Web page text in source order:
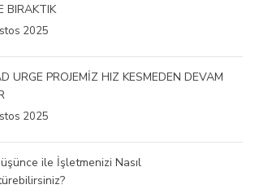
BIRAKTIK
2025
URGE PROJEMİZ HIZ KESMEDEN DEVAM
2025
ile İşletmenizi Nasıl